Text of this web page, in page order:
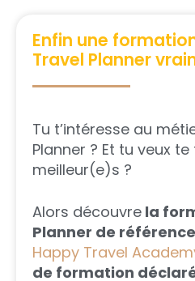
Enfin une
Travel Planner
Tu t’intéresse au
Planner ? Et tu veux
meilleur(e)s ?
Alors découvre la
Planner de référence
Happy Travel
de formation